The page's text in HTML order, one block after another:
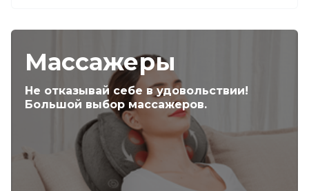
Массажеры
Не отказывай себе в удовольствии!
Большой выбор массажеров.